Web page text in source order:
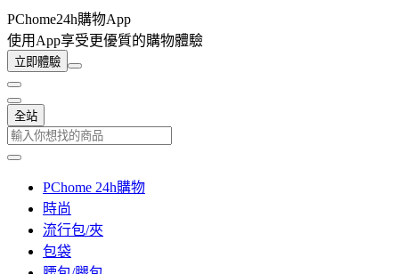
PChome24h購物App
使用App享受更優質的購物體驗
立即體驗
全站
PChome 24h購物
時尚
流行包/夾
包袋